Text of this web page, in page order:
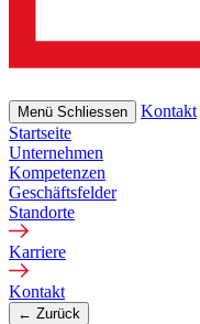
Menü Schliessen
Kontakt
Startseite
Unternehmen
Kompetenzen
Geschäftsfelder
Standorte
Karriere
Kontakt
← Zurück